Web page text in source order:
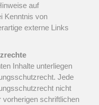
auf
Kenntnis von
externe Links
Inhalte unterliegen
Jede
nicht
vorherigen schriftlichen